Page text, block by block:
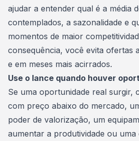
ajudar a entender qual é a média
contemplados, a sazonalidade e
momentos de maior
consequência, você evita ofertas
e em meses mais acirrados.
Use o lance quando houver
Se uma oportunidade real surgir,
com preço abaixo do mercado,
poder de valorização, um
aumentar a produtividade ou uma